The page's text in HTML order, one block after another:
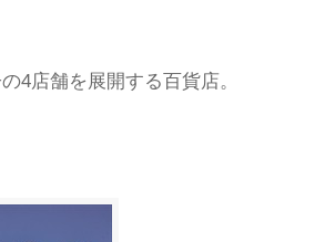
4店舗を展開する百貨店。